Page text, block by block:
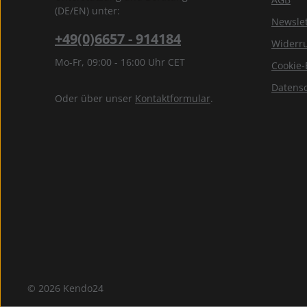
(DE/EN) unter:
+49(0)6657 - 914184
Mo-Fr, 09:00 - 16:00 Uhr CET
Oder über unser Kontaktformular.
© 2026 Kendo24